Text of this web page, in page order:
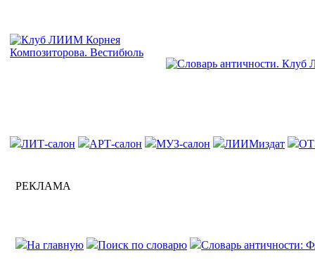
ЛИТ-салон АРТ-салон МУЗ-салон ЛИИМиздат
РЕКЛАМА
На главную Поиск по словарю Словарь античности: